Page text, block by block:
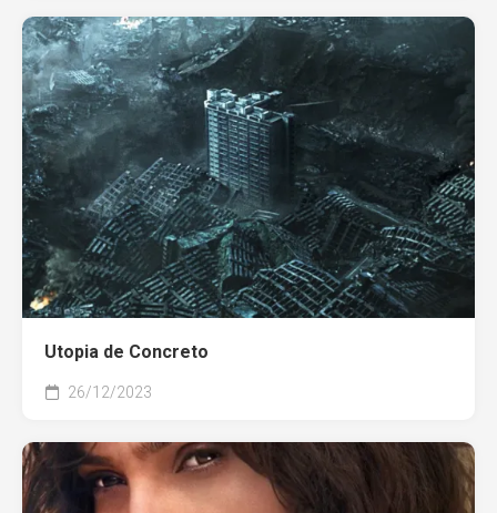
Utopia de Concreto
26/12/2023